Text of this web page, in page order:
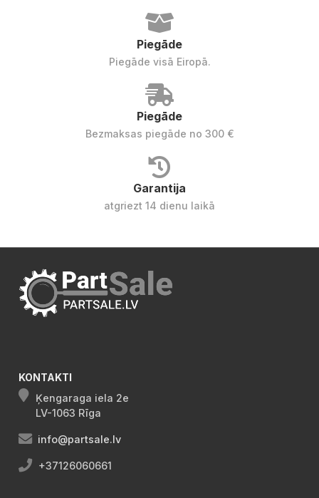
Piegāde
Piegāde visā Eiropā.
Piegāde
Bezmaksas piegāde no 300 €
Garantija
atgriezt 14 dienu laikā
KONTAKTI
Ķengaraga iela 2e
LV-1063 Rīga
info@partsale.lv
+37126060661